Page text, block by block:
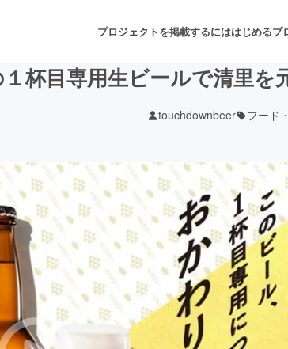
プロジェクトを掲載するにははじめるプ
音楽
ゲーム・サービス開発
書籍・雑誌出版
チャレンジ
杯目専用生ビールで清里
touchdownbeer フード